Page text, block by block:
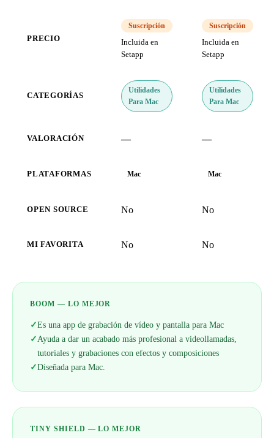
PRECIO
Suscripción
Incluida en
Setapp
Suscripción
Incluida en
Setapp
CATEGORÍAS
Utilidades
Para Mac
Utilidades
Para Mac
VALORACIÓN — —
PLATAFORMAS Mac Mac
OPEN SOURCE No No
MI FAVORITA No No
BOOM — LO MEJOR
✓Es una app de grabación de vídeo y pantalla para Mac
✓Ayuda a dar un acabado más profesional a videollamadas,
tutoriales y grabaciones con efectos y composiciones
✓Diseñada para Mac.
TINY SHIELD — LO MEJOR